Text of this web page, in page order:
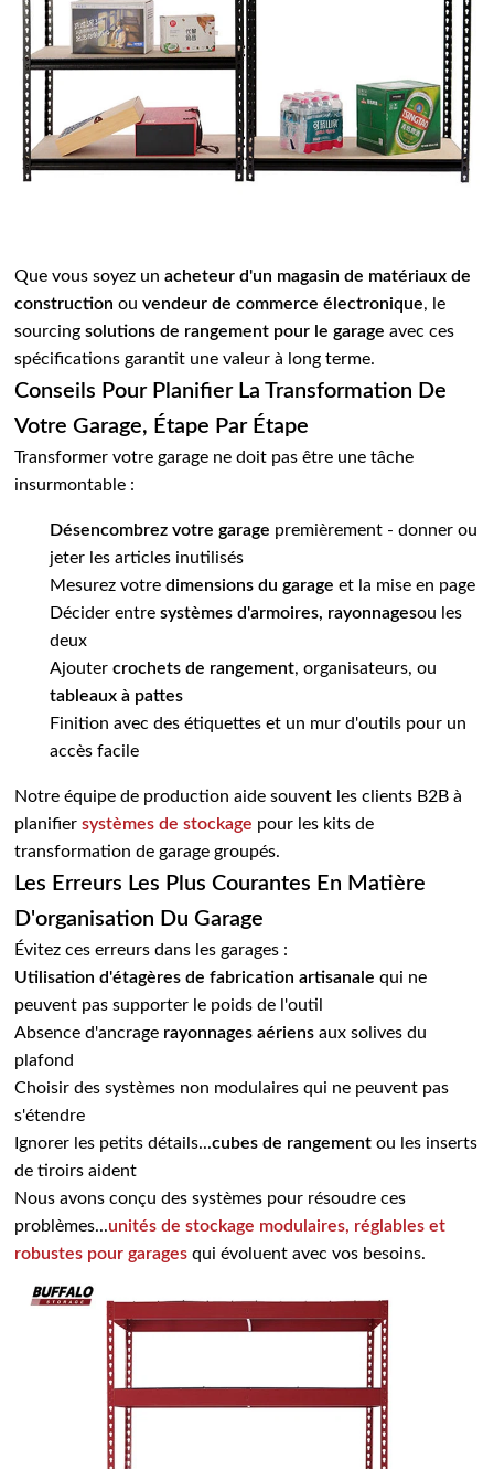
Que vous soyez unacheteur d'un magasin de matériaux de
construction ouvendeur de commerce électronique, le
sourcingsolutions de rangement pour le garage avec ces
spécifications garantit une valeur à long terme.
Conseils Pour Planifier La Transformation De
Votre Garage, Étape Par Étape
Transformer votre garage ne doit pas être une tâche
insurmontable :
Désencombrez votre garage premièrement - donner ou
jeter les articles inutilisés
Mesurez votre dimensions du garage et la mise en page
Décider entresystèmes d'armoires, rayonnagesou les
deux
Ajouter crochets de rangement, organisateurs, ou
tableaux à pattes
Finition avec des étiquettes et un mur d'outils pour un
accès facile
Notre équipe de production aide souvent les clients B2B à
planifiersystèmes de stockage pour les kits de
transformation de garage groupés.
Les Erreurs Les Plus Courantes En Matière
D'organisation Du Garage
Évitez ces erreurs dans les garages :
Utilisation d'étagères de fabrication artisanale qui ne
peuvent pas supporter le poids de l'outil
Absence d'ancrage rayonnages aériens aux solives du
plafond
Choisir des systèmes non modulaires qui ne peuvent pas
s'étendre
Ignorer les petits détails...cubes de rangement ou les inserts
de tiroirs aident
Nous avons conçu des systèmes pour résoudre ces
problèmes...unités de stockage modulaires, réglables et
robustes pour garages qui évoluent avec vos besoins.